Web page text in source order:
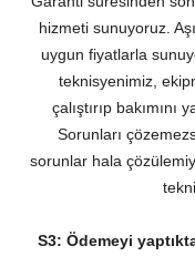
hizmeti sunuyoruz.
uygun fiyatlarla
teknisyenimiz,
çalıştırıp bakımını
Sorunları
sorunlar hala
S3: Ödemeyi